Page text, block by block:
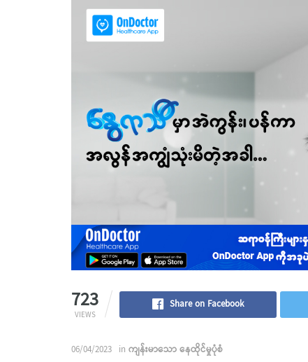
723
VIEWS
Share on Facebook
06/04/2023 in ကျန်းမာသော နေထိုင်မှုပုံစံ